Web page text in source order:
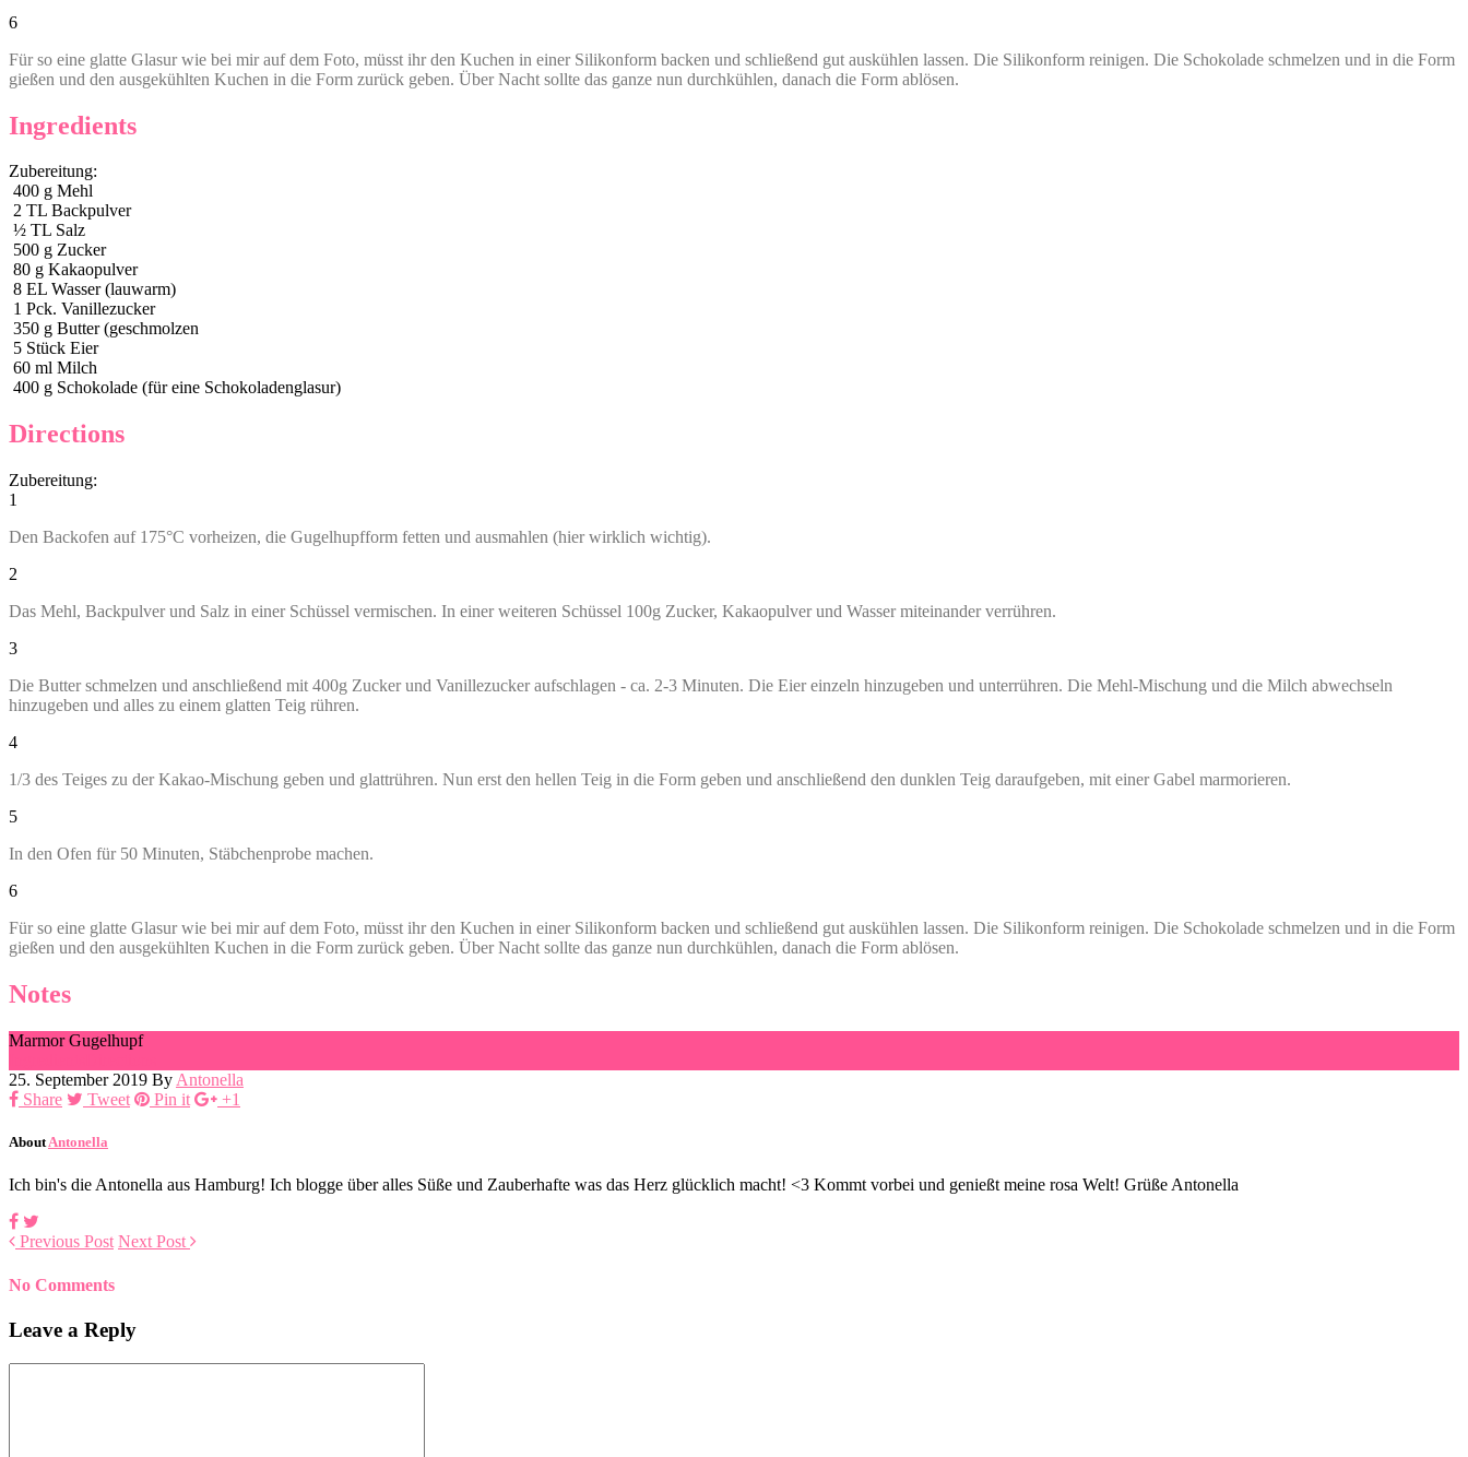
6
Für so eine glatte Glasur wie bei mir auf dem Foto, müsst ihr den Kuchen in einer Silikonform backen und schließend gut auskühlen lassen. Die Silikonform reinigen. Die Schokolade schmelzen und in die Form
gießen und den ausgekühlten Kuchen in die Form zurück geben. Über Nacht sollte das ganze nun durchkühlen, danach die Form ablösen.
Ingredients
Zubereitung:
400 g Mehl
2 TL Backpulver
½ TL Salz
500 g Zucker
80 g Kakaopulver
8 EL Wasser (lauwarm)
1 Pck. Vanillezucker
350 g Butter (geschmolzen
5 Stück Eier
60 ml Milch
400 g Schokolade (für eine Schokoladenglasur)
Directions
Zubereitung:
1
Den Backofen auf 175°C vorheizen, die Gugelhupfform fetten und ausmahlen (hier wirklich wichtig).
2
Das Mehl, Backpulver und Salz in einer Schüssel vermischen. In einer weiteren Schüssel 100g Zucker, Kakaopulver und Wasser miteinander verrühren.
3
Die Butter schmelzen und anschließend mit 400g Zucker und Vanillezucker aufschlagen - ca. 2-3 Minuten. Die Eier einzeln hinzugeben und unterrühren. Die Mehl-Mischung und die Milch abwechseln
hinzugeben und alles zu einem glatten Teig rühren.
4
1/3 des Teiges zu der Kakao-Mischung geben und glattrühren. Nun erst den hellen Teig in die Form geben und anschließend den dunklen Teig daraufgeben, mit einer Gabel marmorieren.
5
In den Ofen für 50 Minuten, Stäbchenprobe machen.
6
Für so eine glatte Glasur wie bei mir auf dem Foto, müsst ihr den Kuchen in einer Silikonform backen und schließend gut auskühlen lassen. Die Silikonform reinigen. Die Schokolade schmelzen und in die Form
gießen und den ausgekühlten Kuchen in die Form zurück geben. Über Nacht sollte das ganze nun durchkühlen, danach die Form ablösen.
Notes
Marmor Gugelhupf
25. September 2019 By Antonella
Share
Tweet Pin it +1
AboutAntonella
Ich bin's die Antonella aus Hamburg! Ich blogge über alles Süße und Zauberhafte was das Herz glücklich macht! <3 Kommt vorbei und genießt meine rosa Welt! Grüße Antonella
Previous Post Next Post
No Comments
Leave a Reply